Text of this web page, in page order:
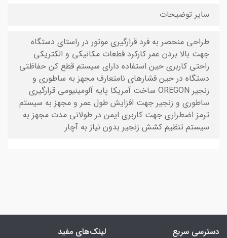
سایر توضیحات
طراحی منحصر به فرد قرارگیری موتور در راستای دستگاه
جهت بالا بردن عمر کارکرد قطعات مکانیکی و الکتریکی
راحتی کاربری حین استفاده دارای سیستم قطع کن حفاظتی
دستگاه در حین فشارهای نامتعارف مجهز به ساطوری و
زنجیر OREGON ساخت آمریکا پایه آلومینیومی قرارگیری
ساطوری و زنجیر جهت افزایش طول عمر و مجهز به سیستم
ترمز اضطراری جهت کاربری ایمن در طولانی مدت مجهز به
سیستم تنظیم کشش زنجیر بدون نیاز به آچار
دسترسی سریع لینک‌های مفید